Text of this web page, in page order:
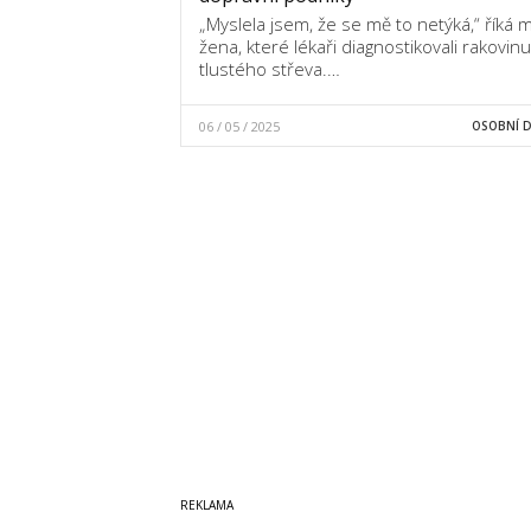
„Myslela jsem, že se mě to netýká,“ říká
žena, které lékaři diagnostikovali rakovinu
tlustého střeva.…
06 / 05 / 2025 OSOBNÍ